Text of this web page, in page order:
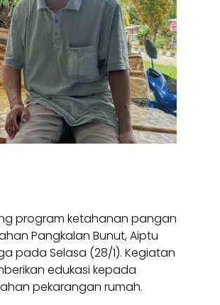
program ketahanan pangan
Pangkalan Bunut, Aiptu
pada Selasa (28/1). Kegiatan
edukasi kepada
pekarangan rumah.